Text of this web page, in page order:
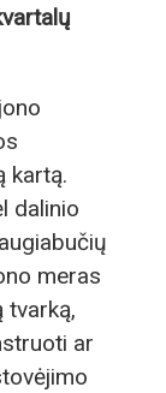
kartą.
dalinio
meras
tvarką,
ar